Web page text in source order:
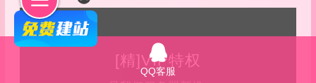
[精]VIP特权
QQ客服